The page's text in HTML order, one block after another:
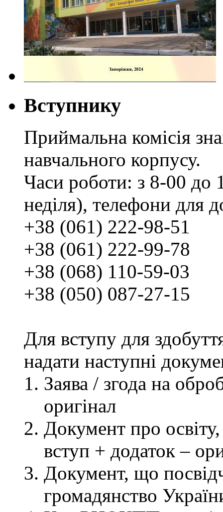
Вступнику
Приймальна комісія
навчального корпусу.
Часи роботи: з 8-00 до
неділя), телефони для
+38 (061) 222-98-51
+38 (061) 222-99-78
+38 (068) 110-59-03
+38 (050) 087-27-15
Для вступу для
надати наступні
Заява / згода на
оригінал
Документ про освіту,
вступ + додаток –
Документ, що
громадянство